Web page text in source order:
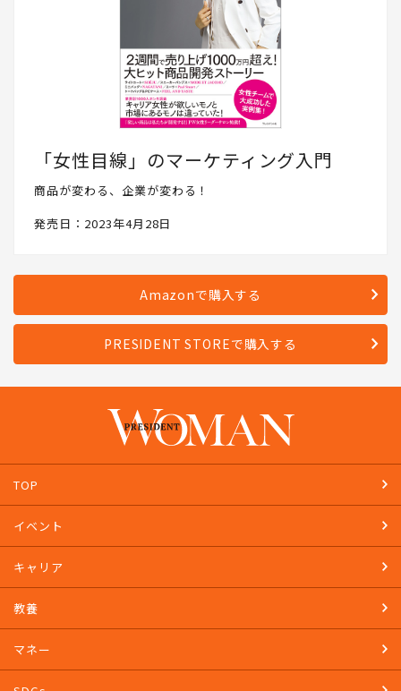
「女性目線」のマーケティング入門
商品が変わる、企業が変わる！
発売日：2023年4月28日
Amazonで購入する
PRESIDENT STOREで購入する
TOP
イベント
キャリア
教養
マネー